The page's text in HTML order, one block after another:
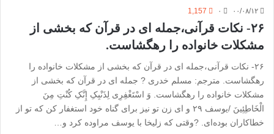
۰۰/۰۸/۱۲ ۰ 1,157
۲۶- نکات قرآنی،جمله ای در قرآن که بخشی از
مشکلات خانواده را رهگشاست.
۲۶- نکات قرآنی،جمله ای در قرآن که بخشی از مشکلات خانواده را
رهگشاست. مترجم: مسلم خدری ? جمله ای در قرآن که بخشی از
مشکلات خانواده را رهگشاست. وَ اسْتَغْفِرِی‌ لِذَنْبِکِ‌ إِنَّکِ‌ کُنْتِ‌ مِنَ‌
الْخَاطِئِینَ‌ /یوسف ۲۹ و اى زن تو نیز براى گناه خود استغفار کن که تو از
خطاکاران بوده‌اى. ?وقتی که زلیخا با یوسف مراوده کرد و…